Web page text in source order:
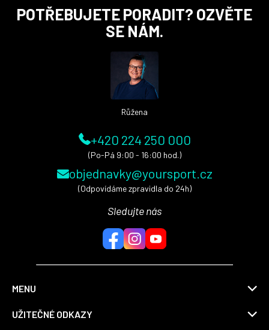
POTŘEBUJETE PORADIT? OZVĚTE
SE NÁM.
Růžena
+420 224 250 000
(Po-Pá 9:00 - 16:00 hod.)
objednavky@yoursport.cz
(Odpovídáme zpravidla do 24h)
Sledujte nás
MENU
UŽITEČNÉ ODKAZY